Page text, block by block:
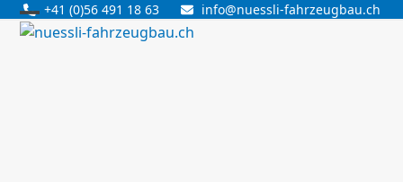
Skip
+41 (0)56 491 18 63 info@nuessli-fahrzeugbau.ch
Open
Close